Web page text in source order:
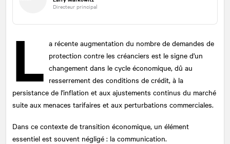
Directeur principal
L a récente augmentation du nombre de demandes de
protection contre les créanciers est le signe d'un
changement dans le cycle économique, dû au
resserrement des conditions de crédit, à la
persistance de l'inflation et aux ajustements continus du marché
suite aux menaces tarifaires et aux perturbations commerciales.
Dans ce contexte de transition économique, un élément
essentiel est souvent négligé : la communication.